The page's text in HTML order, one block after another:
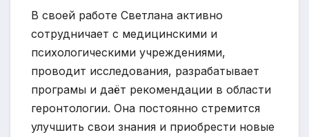
В своей работе Светлана активно
сотрудничает с медицинскими и
психологическими учреждениями,
проводит исследования, разрабатывает
програмы и даёт рекомендации в области
геронтологии. Она постоянно стремится
улучшить свои знания и приобрести новые